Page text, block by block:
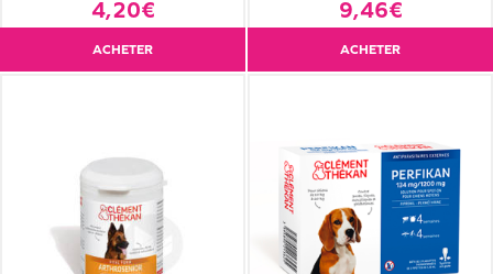
4,20€
ACHETER
9,46€
ACHETER